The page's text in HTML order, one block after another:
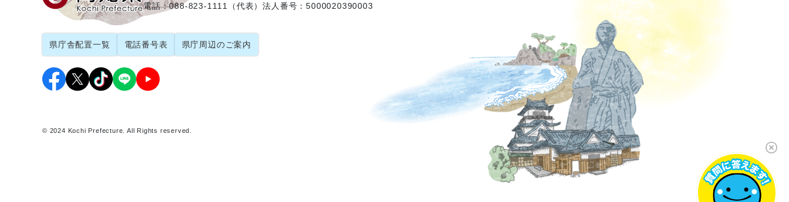
電話：088-823-1111（代表）法人番号：5000020390003
県庁舎配置一覧 電話番号表 県庁周辺のご案内
© 2024 Kochi Prefecture. All Rights reserved.